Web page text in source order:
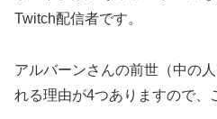
Twitch配信者です。
アルバーンさんの前世（中の
れる理由が4つありますので、